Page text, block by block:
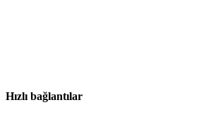
Hızlı bağlantılar